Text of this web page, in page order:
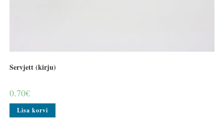
Servjett (kirju)
0.70€
Lisa korvi